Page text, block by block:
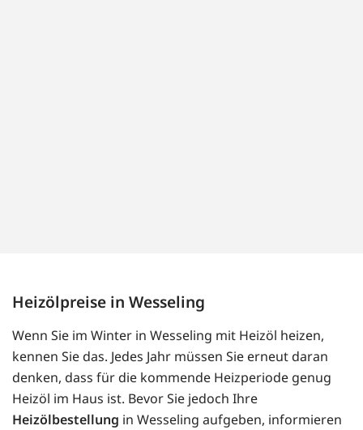
Heizölpreise in Wesseling
Wenn Sie im Winter in Wesseling mit Heizöl heizen,
kennen Sie das. Jedes Jahr müssen Sie erneut daran
denken, dass für die kommende Heizperiode genug
Heizöl im Haus ist. Bevor Sie jedoch Ihre
Heizölbestellung in Wesseling aufgeben, informieren